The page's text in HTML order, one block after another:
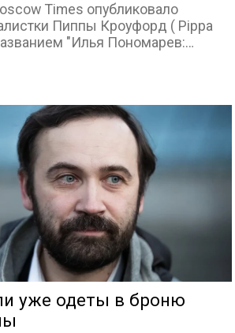
Times опубликовало
Пиппы Кроуфорд ( Pippa
"Илья Пономарев:…
уже одеты в броню